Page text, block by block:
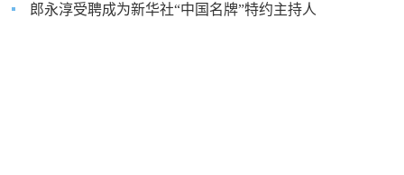
郎永淳受聘成为新华社“中国名牌”特约主持人